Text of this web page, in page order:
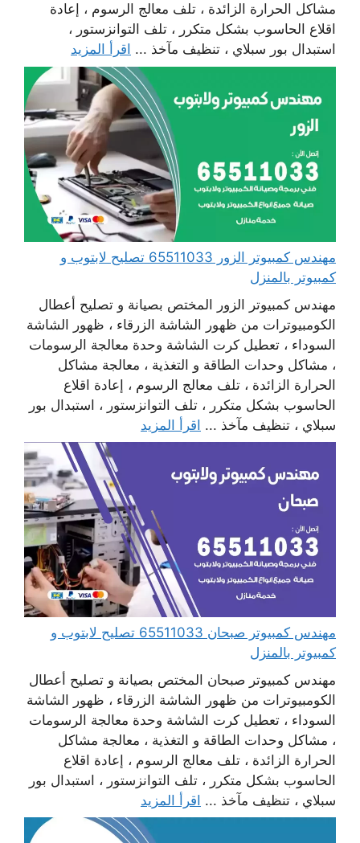
مشاكل الحرارة الزائدة ، تلف معالج الرسوم ، إعادة
اقلاع الحاسوب بشكل متكرر ، تلف التوانزستور ،
استبدال بور سبلاي ، تنظيف مآخذ ... اقرأ المزيد
مهندس كمبيوتر الزور 65511033 تصليح لابتوب و
كمبيوتر بالمنزل
مهندس كمبيوتر الزور المختص بصيانة و تصليح أعطال
الكومبيوترات من ظهور الشاشة الزرقاء ، ظهور الشاشة
السوداء ، تعطيل كرت الشاشة وحدة معالجة الرسومات
، مشاكل وحدات الطاقة و التغذية ، معالجة مشاكل
الحرارة الزائدة ، تلف معالج الرسوم ، إعادة اقلاع
الحاسوب بشكل متكرر ، تلف التوانزستور ، استبدال بور
سبلاي ، تنظيف مآخذ ... اقرأ المزيد
مهندس كمبيوتر صبحان 65511033 تصليح لابتوب و
كمبيوتر بالمنزل
مهندس كمبيوتر صبحان المختص بصيانة و تصليح أعطال
الكومبيوترات من ظهور الشاشة الزرقاء ، ظهور الشاشة
السوداء ، تعطيل كرت الشاشة وحدة معالجة الرسومات
، مشاكل وحدات الطاقة و التغذية ، معالجة مشاكل
الحرارة الزائدة ، تلف معالج الرسوم ، إعادة اقلاع
الحاسوب بشكل متكرر ، تلف التوانزستور ، استبدال بور
سبلاي ، تنظيف مآخذ ... اقرأ المزيد